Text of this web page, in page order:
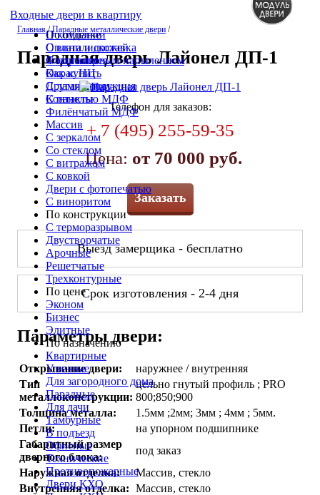
Входные двери в квартиру
По отделке
С винилискожей
С порошковым напылением
Окрас НЦ
С ламинатом
С панелью МДФ
Филёнчатый МДФ
Массив
С зеркалом
Со стеклом
С витражом
С ковкой
Двери с фотопечатью
С виноритом
По конструкции
С терморазрывом
Двустворчатые
Арочные
Решетчатые
Трехконтурные
По цене
Эконом
Бизнес
Элитные
По назначению
Квартирные
Уличные
Для загородного дома
Парадные
Для дачи
Тамбурные
В подъезд
Офисные
Технические
Противопожарные
Двери КХО
О компании
Оплата и доставка
Фотогалерея
Как купить
Другая продукция
Контакты
Главная / Парадные металлические двери /
Парадная дверь Лайонел ДП-1
Телефон для заказов:
+ 7 (495) 255-59-35
Цена: от 70 000 руб.
Заказать
Выезд замерщика - бесплатно
Срок изготовления - 2-4 дня
Параметры двери:
Открывание двери:
наружнее / внутренняя
Тип
металлоконструкции:
цельно гнутый профиль ; PRO
800;850;900
Толщина металла:
1.5мм ;2мм; 3мм ; 4мм ; 5мм.
Петли:
на упорном подшипнике
Габаритный размер
дверного блока:
под заказ
Наружная отделка:
Массив, стекло
Внутренняя отделка: Массив, стекло